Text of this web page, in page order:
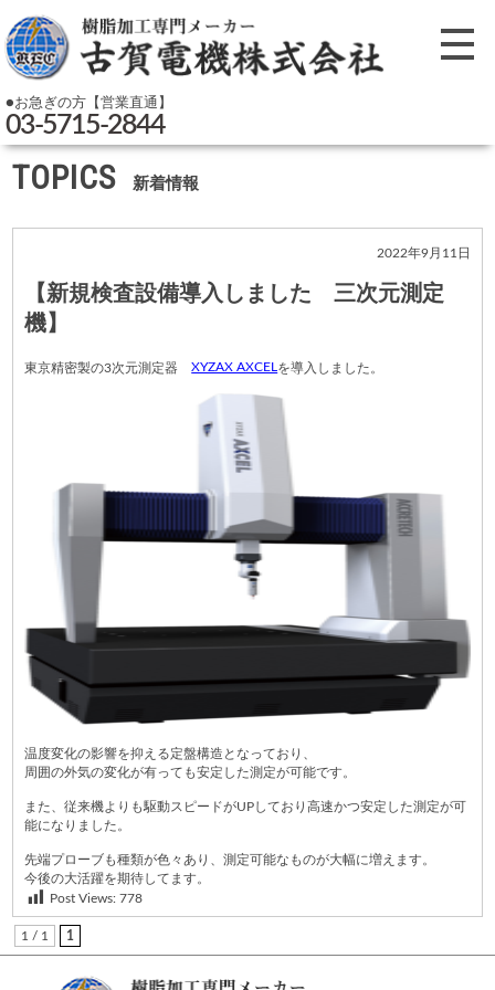
●お急ぎの方【営業直通】
03-5715-2844
TOPICS 新着情報
2022年9月11日
【新規検査設備導入しました 三次元測定
機】
東京精密製の3次元測定器XYZAX AXCEL を導入しました。
温度変化の影響を抑える定盤構造となっており、
周囲の外気の変化が有っても安定した測定が可能です。
また、従来機よりも駆動スピードがUPしており高速かつ安定した測定が可
能になりました。
先端プローブも種類が色々あり、測定可能なものが大幅に増えます。
今後の大活躍を期待してます。
Post Views: 778
1 / 1 1